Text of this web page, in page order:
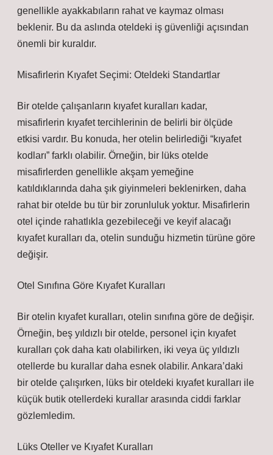
genellikle ayakkabıların rahat ve kaymaz olması
beklenir. Bu da aslında oteldeki iş güvenliği açısından
önemli bir kuraldır.
Misafirlerin Kıyafet Seçimi: Oteldeki Standartlar
Bir otelde çalışanların kıyafet kuralları kadar,
misafirlerin kıyafet tercihlerinin de belirli bir ölçüde
etkisi vardır. Bu konuda, her otelin belirlediği “kıyafet
kodları” farklı olabilir. Örneğin, bir lüks otelde
misafirlerden genellikle akşam yemeğine
katıldıklarında daha şık giyinmeleri beklenirken, daha
rahat bir otelde bu tür bir zorunluluk yoktur. Misafirlerin
otel içinde rahatlıkla gezebileceği ve keyif alacağı
kıyafet kuralları da, otelin sunduğu hizmetin türüne göre
değişir.
Otel Sınıfına Göre Kıyafet Kuralları
Bir otelin kıyafet kuralları, otelin sınıfına göre de değişir.
Örneğin, beş yıldızlı bir otelde, personel için kıyafet
kuralları çok daha katı olabilirken, iki veya üç yıldızlı
otellerde bu kurallar daha esnek olabilir. Ankara’daki
bir otelde çalışırken, lüks bir oteldeki kıyafet kuralları ile
küçük butik otellerdeki kurallar arasında ciddi farklar
gözlemledim.
Lüks Oteller ve Kıyafet Kuralları